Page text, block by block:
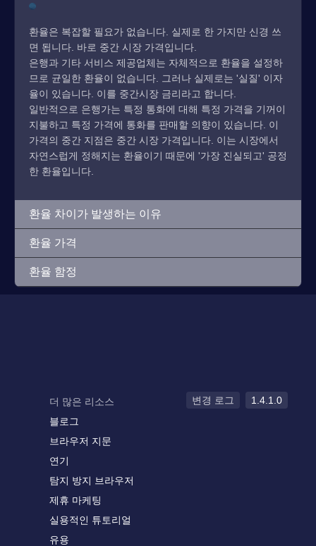
환율은 복잡할 필요가 없습니다. 실제로 한 가지만 신경 쓰
면 됩니다. 바로 중간 시장 가격입니다.
은행과 기타 서비스 제공업체는 자체적으로 환율을 설정하
므로 균일한 환율이 없습니다. 그러나 실제로는 '실질' 이자
율이 있습니다. 이를 중간시장 금리라고 합니다.
일반적으로 은행가는 특정 통화에 대해 특정 가격을 기꺼이
지불하고 특정 가격에 통화를 판매할 의향이 있습니다. 이
가격의 중간 지점은 중간 시장 가격입니다. 이는 시장에서
자연스럽게 정해지는 환율이기 때문에 '가장 진실되고' 공정
한 환율입니다.
환율 차이가 발생하는 이유
환율 가격
환율 함정
더 많은 리소스
블로그
브라우저 지문
연기
탐지 방지 브라우저
제휴 마케팅
실용적인 튜토리얼
유용
변경 로그 1.4.1.0